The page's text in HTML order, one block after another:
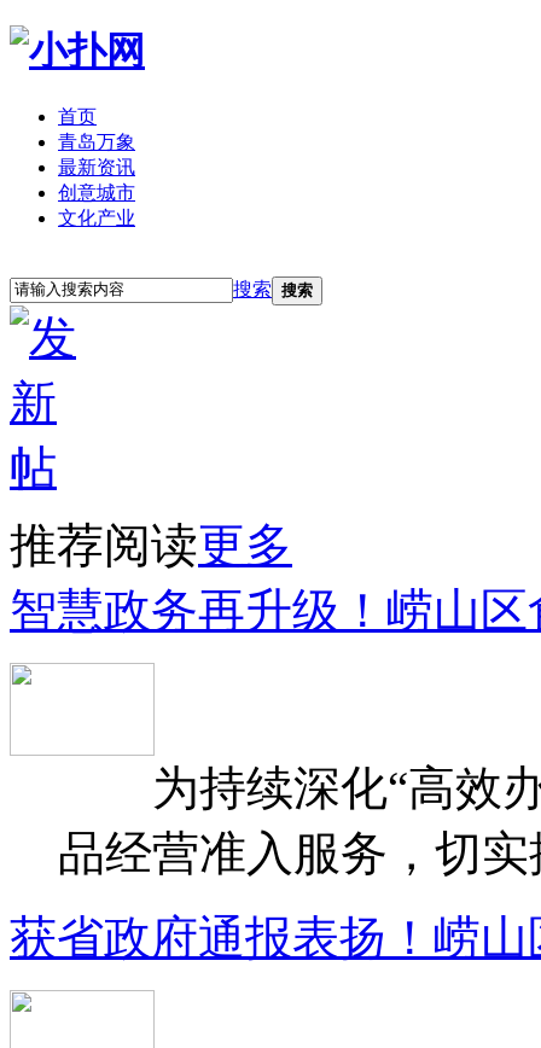
首页
青岛万象
最新资讯
创意城市
文化产业
搜索 搜索
推荐阅读更多
智慧政务再升级！崂山
为持续深化“高效办
品经营准入服务，切
获省政府通报表扬！崂